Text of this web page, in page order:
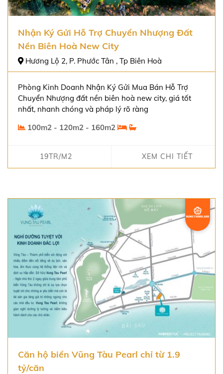
Nhận Ký Gửi Hỗ Trợ Chuyển Nhượng Đất
Nền Biên Hoà New City
Hương Lộ 2, P. Phước Tân , Tp Biên Hoà
Phòng Kinh Doanh Nhận Ký Gửi Mua Bán Hỗ Trợ
Chuyển Nhượng đất nền biên hoà new city, giá tốt
nhất, nhanh chóng và pháp lý rõ ràng
100m2 - 120m2 - 160m2
19TR/M2 XEM CHI TIẾT
Căn hộ biển Vũng Tàu Pearl chỉ từ 1.9
tỷ/căn